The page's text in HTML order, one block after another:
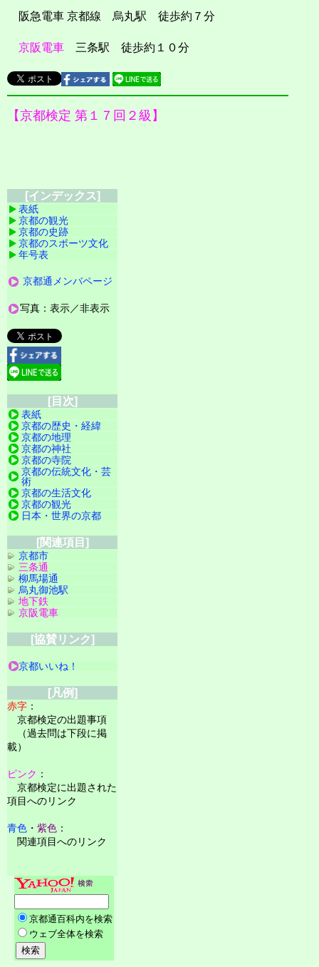
阪急電車 京都線 烏丸駅 徒歩約７分
京阪電車 三条駅 徒歩約１０分
【京都検定 第１７回２級】
[インデックス]
表紙
京都の観光
京都の史跡
京都のスポーツ文化
年号表
京都通メンバページ
写真：表示／非表示
[目次]
表紙
京都の歴史・経緯
京都の地理
京都の神社
京都の寺院
京都の伝統文化・芸
術
京都の生活文化
京都の観光
日本・世界の京都
[関連項目]
京都市
三条通
柳馬場通
烏丸御池駅
地下鉄
京阪電車
[協賛リンク]
京都いいね！
[凡例]
赤字 ：
京都検定の出題事項
（過去問は下段に掲
載）
ピンク ：
京都検定に出題された
項目へのリンク
青色 ・ 紫色 ：
関連項目へのリンク